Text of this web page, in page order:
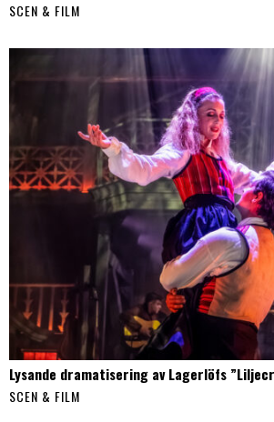
SCEN & FILM
Lysande dramatisering av Lagerlöfs
SCEN & FILM